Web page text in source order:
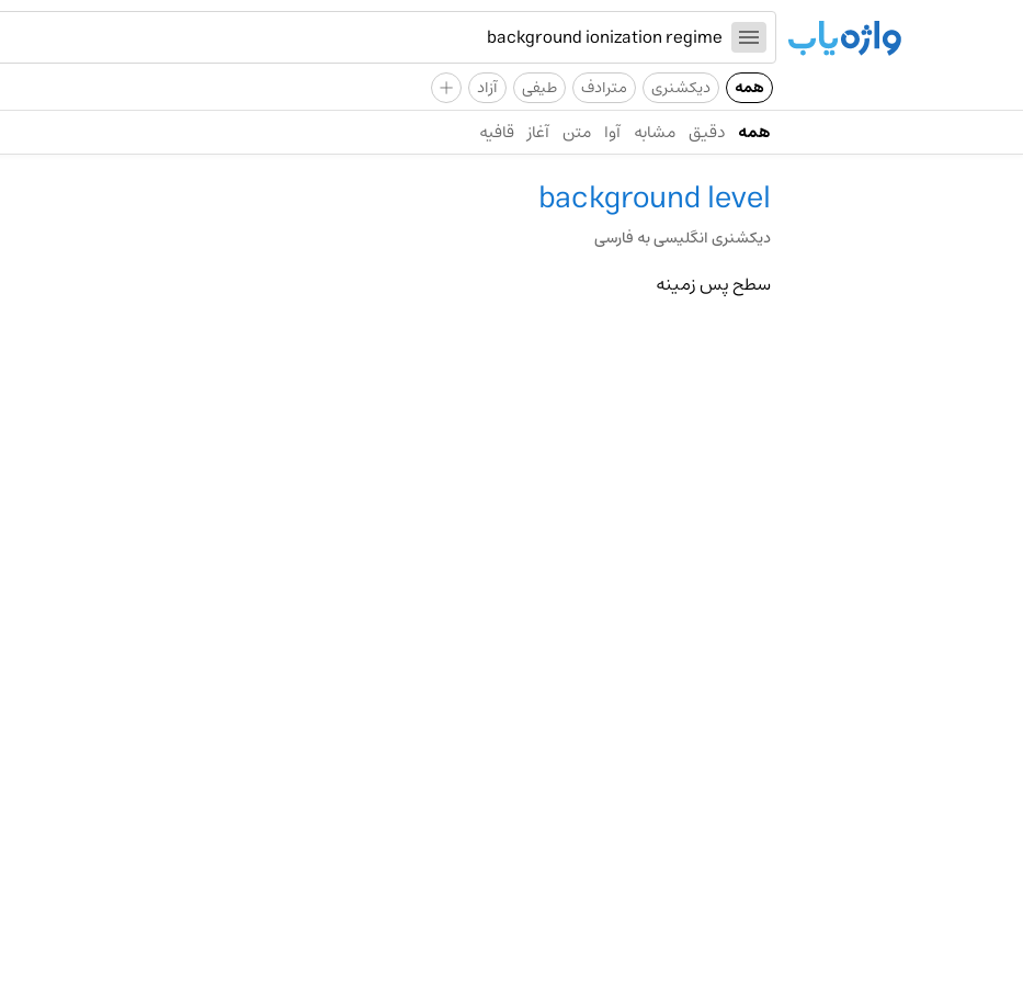
همه دیکشنری مترادف طیفی آزاد +
همه دقیق مشابه آوا متن آغاز قافیه
background level
دیکشنری انگلیسی به فارسی
سطح پس زمینه